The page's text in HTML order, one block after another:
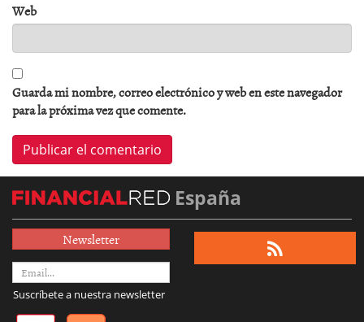
Web
Guarda mi nombre, correo electrónico y web en este navegador
para la próxima vez que comente.
España
Newsletter
Suscríbete a nuestra newsletter